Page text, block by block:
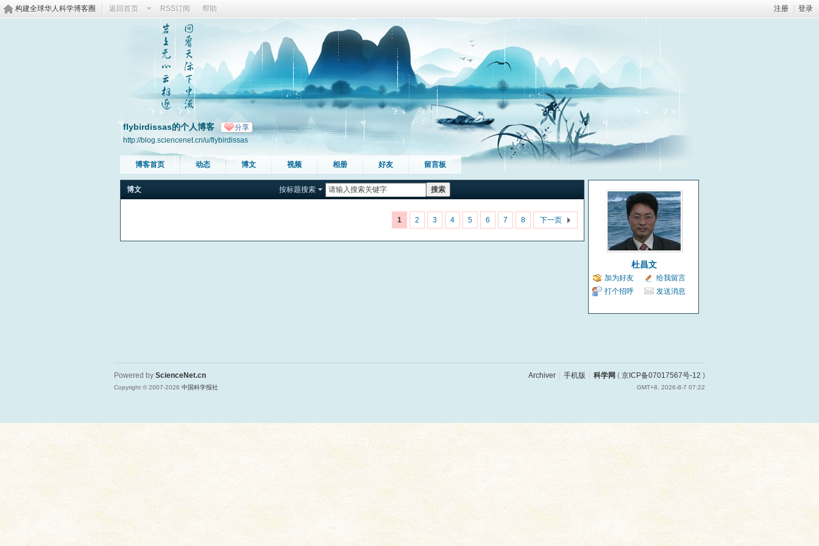
注册 登录
构建全球华人科学博客圈 返回首页 RSS订阅 帮助
flybirdissas的个人博客 分享
http://blog.sciencenet.cn/u/flybirdissas
博客首页 动态 博文 视频 相册 好友 留言板
博文 按标题搜索 搜索
1 2 3 4 5 6 7 8 下一页
杜昌文
加为好友
给我留言
打个招呼
发送消息
Archiver 手机版 科学网 ( 京ICP备07017567号-12 )
GMT+8, 2026-8-7 07:22
Powered by ScienceNet.cn
Copyright © 2007-2026 中国科学报社